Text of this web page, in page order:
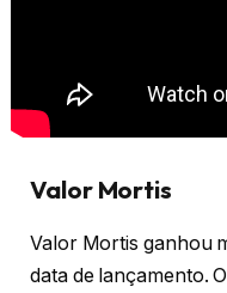
Valor Mortis
Valor Mortis ganhou
data de lançamento.